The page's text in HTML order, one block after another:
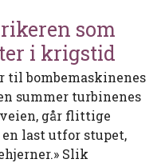
som
i krigstid
til bombemaskinenes
summer turbinenes
går flittige
last utfor stupet,
Slik